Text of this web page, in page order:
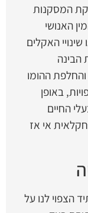
המסקנות
האנושי
האקלים
הבינה
ההומו
באופן
החיים
אי אז
הצפוי לנו על